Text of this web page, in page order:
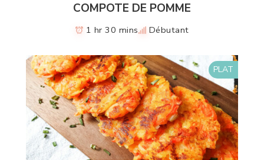
COMPOTE DE POMME
1 hr 30 mins Débutant
PLAT